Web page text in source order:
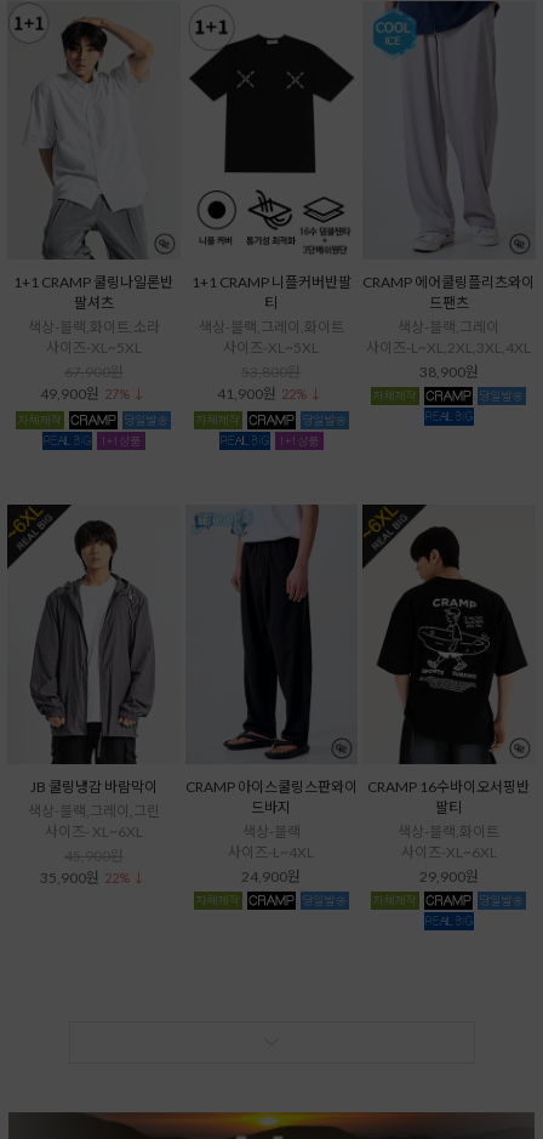
1+1 CRAMP 쿨링나일론반
팔셔츠
색상-블랙,화이트,소라
사이즈-XL~5XL
49,900원 27% ↓
1+1 CRAMP 니플커버반팔
티
색상-블랙,그레이,화이트
사이즈-XL~5XL
41,900원 22% ↓
CRAMP 에어쿨링플리츠와이
드팬츠
색상-블랙,그레이
사이즈-L~XL,2XL,3XL,4XL
38,900원
JB 쿨링냉감 바람막이
색상-블랙,그레이,그린
사이즈- XL~6XL
35,900원 22% ↓
CRAMP 아이스쿨링스판와이
드바지
색상-블랙
사이즈-L~4XL
24,900원
CRAMP 16수바이오서핑반
팔티
색상-블랙,화이트
사이즈-XL~6XL
29,900원